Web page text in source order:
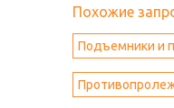
Похожие
Подъемники и